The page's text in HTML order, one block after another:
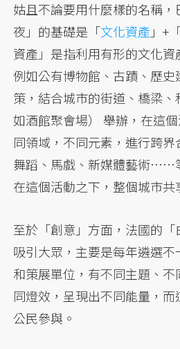
姑且不論要用什麼樣的名稱，
夜」的基礎是「文化資產 」+
資產」是指利用有形的文化資
例如公有博物館、古蹟、歷
策，結合城市的街道、橋梁
如酒館聚會場） 舉辦，在這
同領域，不同元素，進行跨界
舞蹈、馬戲、新媒體藝術……
在這個活動之下，整個城市共
至於「創意」方面，法國的
吸引大眾，主要是每年遴選
和策展單位，有不同主題、
同燈效，呈現出不同能量，
公民參與。